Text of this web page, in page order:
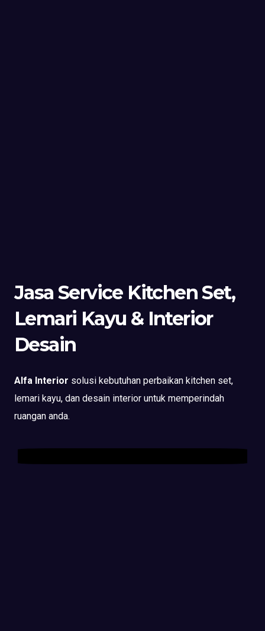
Jasa Service Kitchen Set,
Lemari Kayu & Interior
Desain
Alfa Interior solusi kebutuhan perbaikan kitchen set,
lemari kayu, dan desain interior untuk memperindah
ruangan anda.